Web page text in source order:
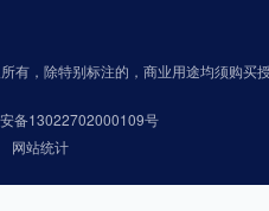
有，除特别标注的，商业用途均须购买
备13022702000109号
网站统计